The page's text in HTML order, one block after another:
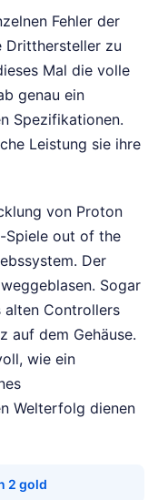
Fehler der
Dritthersteller zu
Mal die volle
genau ein
Spezifikationen.
Leistung sie ihre
von Proton
Spiele out of the
Der
Sogar
alten Controllers
auf dem Gehäuse.
wie ein
Welterfolg dienen
2 gold